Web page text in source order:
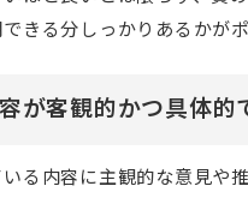
きる分しっかりあるかがポ
が客観的かつ具体的
る内容に主観的な意見や